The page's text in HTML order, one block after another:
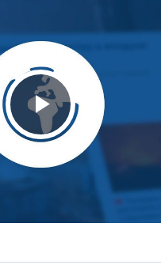
Play Video